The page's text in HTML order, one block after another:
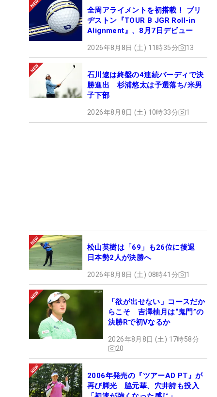
全周アライメントを初搭載！ ブリ
ヂストン『TOUR B JGR Roll-in
Alignment』、8月7日デビュー
2026年8月8日 (土) 11時35分 13
石川遼は終盤の4連続バーディで決
勝進出 杉浦悠太は予選落ち/米男
子下部
2026年8月8日 (土) 10時33分 1
松山英樹は「69」も26位に後退
日本勢2人が決勝へ
2026年8月8日 (土) 08時41分 1
「欲が出せない」コースだか
らこそ 吉澤柚月は“鬼門”の
決勝Rで初Vなるか
2026年8月8日 (土) 17時58分
20
2006年発売の『ツアーAD PT』が
再び脚光 脇元華、穴井詩も投入